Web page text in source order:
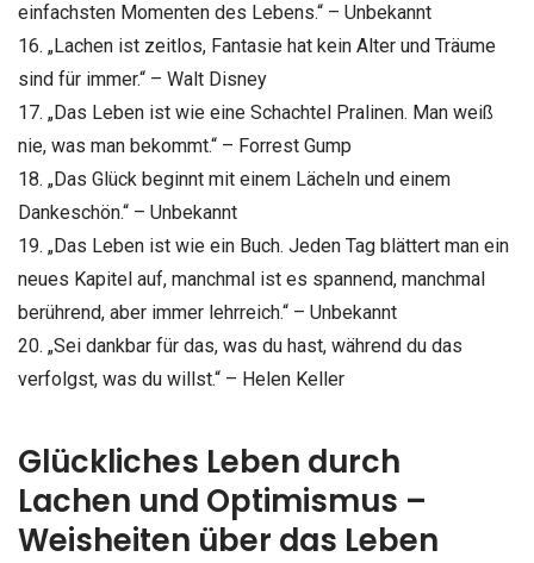
einfachsten Momenten des Lebens.“ – Unbekannt
16. „Lachen ist zeitlos, Fantasie hat kein Alter und Träume
sind für immer.“ – Walt Disney
17. „Das Leben ist wie eine Schachtel Pralinen. Man weiß
nie, was man bekommt.“ – Forrest Gump
18. „Das Glück beginnt mit einem Lächeln und einem
Dankeschön.“ – Unbekannt
19. „Das Leben ist wie ein Buch. Jeden Tag blättert man ein
neues Kapitel auf, manchmal ist es spannend, manchmal
berührend, aber immer lehrreich.“ – Unbekannt
20. „Sei dankbar für das, was du hast, während du das
verfolgst, was du willst.“ – Helen Keller
Glückliches Leben durch
Lachen und Optimismus –
Weisheiten über das Leben